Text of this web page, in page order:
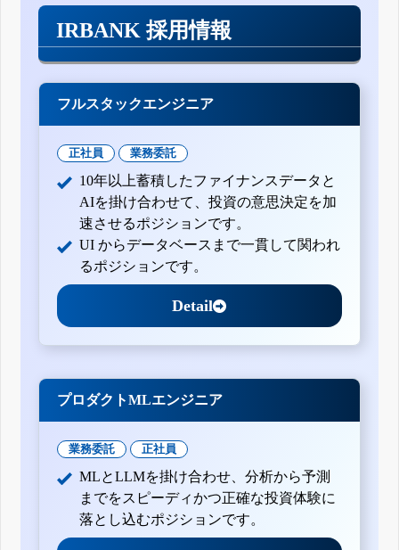
IRBANK 採用情報
フルスタックエンジニア
正社員 業務委託
10年以上蓄積したファイナンスデータと
AIを掛け合わせて、投資の意思決定を加
速させるポジションです。
UI からデータベースまで一貫して関われ
るポジションです。
Detail
プロダクトMLエンジニア
業務委託 正社員
MLとLLMを掛け合わせ、分析から予測
までをスピーディかつ正確な投資体験に
落とし込むポジションです。